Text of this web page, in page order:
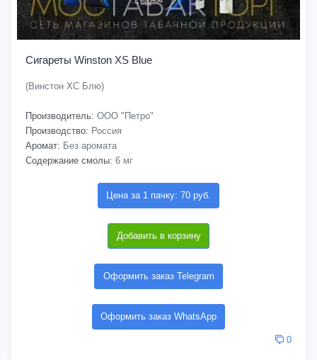
Сигареты Winston XS Blue
(Винстон ХС Блю)
Производитель: ООО "Петро"
Производство: Россия
Аромат: Без аромата
Содержание смолы: 6 мг
Цена за 1 пачку: 70 руб.
Добавить в корзину
Оформить заказ Telegram
Оформить заказ WhatsApp
0